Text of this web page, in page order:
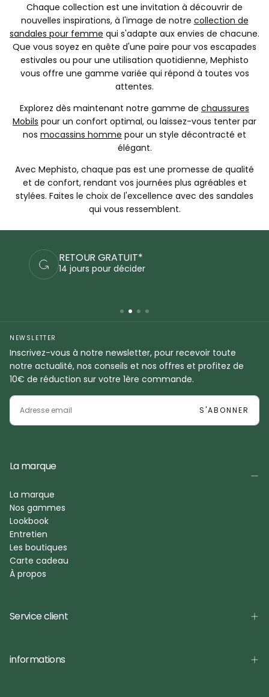
Chaque collection est une invitation à découvrir de
nouvelles inspirations, à l'image de notre collection de
sandales pour femme qui s'adapte aux envies de chacune.
Que vous soyez en quête d'une paire pour vos escapades
estivales ou pour une utilisation quotidienne, Mephisto
vous offre une gamme variée qui répond à toutes vos
attentes.
Explorez dès maintenant notre gamme de chaussures
Mobils pour un confort optimal, ou laissez-vous tenter par
nos mocassins homme pour un style décontracté et
élégant.
Avec Mephisto, chaque pas est une promesse de qualité
et de confort, rendant vos journées plus agréables et
stylées. Faites le choix de l'excellence avec des sandales
qui vous ressemblent.
PAIEMENTS SÉCURISÉS
Commandez en sécurité
NEWSLETTER
Inscrivez-vous à notre newsletter, pour recevoir toute
notre actualité, nos conseils et nos offres et profitez de
10€ de réduction sur votre 1ère commande.
EMAIL
S'ABONNER
La marque
La marque
Nos gammes
Lookbook
Entretien
Les boutiques
Carte cadeau
À propos
Service client
informations